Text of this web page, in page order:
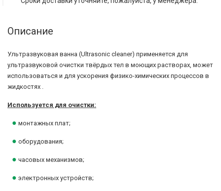
Описание
Ультразвуковая ванна (Ultrasonic cleaner) применяется для
ультразвуковой очистки твёрдых тел в моющих растворах, может
использоваться и для ускорения физико-химических процессов в
жидкостях .
Используется для очистки:
● монтажных плат;
● оборудования;
● часовых механизмов;
● электронных устройств;